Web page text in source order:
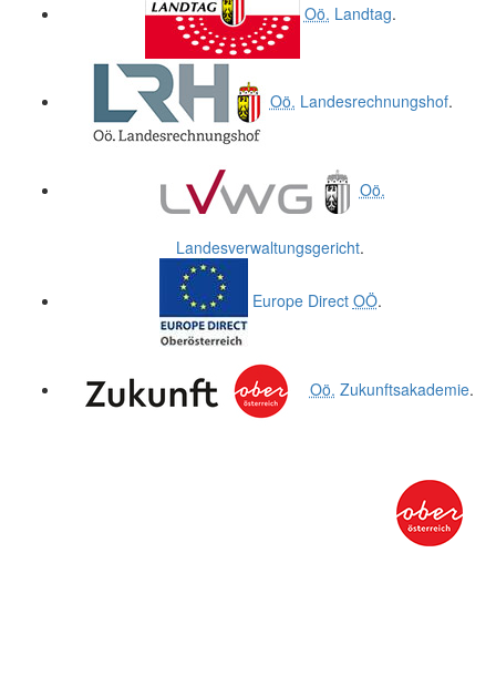
Oö. Landtag.
Oö. Landesrechnungshof.
Oö.
Landesverwaltungsgericht.
Europe Direct OÖ.
Oö. Zukunftsakademie.